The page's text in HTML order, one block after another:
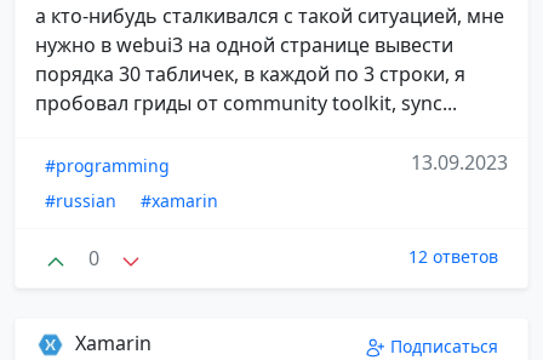
а кто-нибудь сталкивался с такой ситуацией, мне
нужно в webui3 на одной странице вывести
порядка 30 табличек, в каждой по 3 строки, я
пробовал гриды от community toolkit, sync...
#programming
#russian
#xamarin
13.09.2023
0 12 ответов
Xamarin
Подписаться